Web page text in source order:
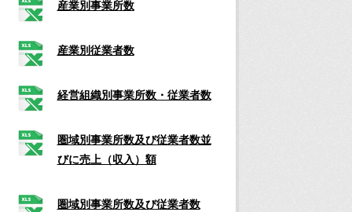
産業別事業所数
産業別従業者数
経営組織別事業所数・従業者数
圏域別事業所数及び従業者数並
びに売上（収入）額
圏域別事業所数及び従業者数